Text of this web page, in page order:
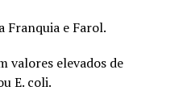
Franquia e Farol.
valores elevados de
E. coli.